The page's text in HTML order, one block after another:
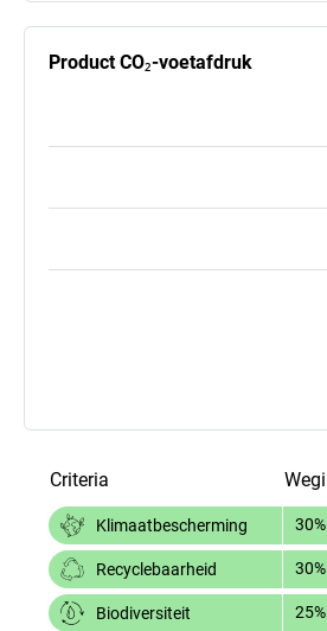
Product CO₂-voetafdruk
Criteria
Klimaatbescherming 30%
Recyclebaarheid 30%
Biodiversiteit 25%